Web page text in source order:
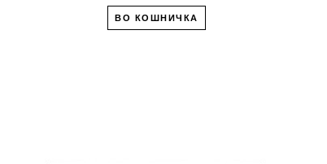
ВО КОШНИЧКА